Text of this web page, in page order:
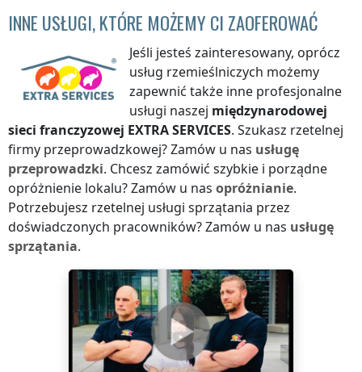
INNE USŁUGI, KTÓRE MOŻEMY CI ZAOFEROWAĆ
Jeśli jesteś zainteresowany, oprócz
usług rzemieślniczych możemy
zapewnić także inne profesjonalne
usługi naszej międzynarodowej
sieci franczyzowej EXTRA SERVICES. Szukasz rzetelnej
firmy przeprowadzkowej? Zamów u nas usługę
przeprowadzki. Chcesz zamówić szybkie i porządne
opróżnienie lokalu? Zamów u nas opróżnianie.
Potrzebujesz rzetelnej usługi sprzątania przez
doświadczonych pracowników? Zamów u nas usługę
sprzątania.